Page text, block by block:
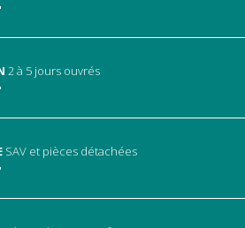
2 à 5 jours ouvrés
SAV et pièces détachées